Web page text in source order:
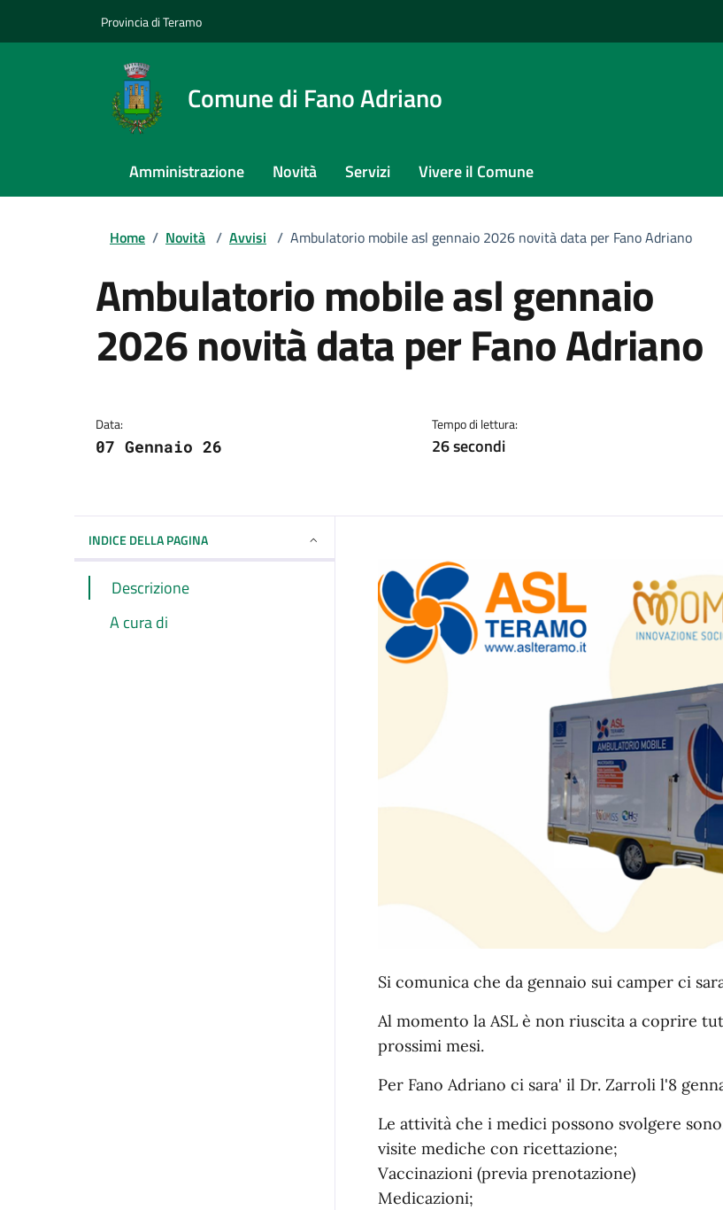
Provincia di Teramo
Comune di Fano Adriano
Amministrazione Novità Servizi Vivere il Comune
Home / Novità / Avvisi / Ambulatorio mobile asl gennaio 2026 novità data per Fano Adriano
Ambulatorio mobile asl gennaio
2026 novità data per Fano Adriano
Data:
07 Gennaio 26
Tempo di lettura:
26 secondi
INDICE DELLA PAGINA
Descrizione
A cura di
Si comunica che da gennaio sui camper ci
Al momento la ASL è non riuscita a coprire
prossimi mesi.
Per Fano Adriano ci sara' il Dr. Zarroli l'8
Le attività che i medici possono svolgere
visite mediche con ricettazione;
Vaccinazioni (previa prenotazione)
Medicazioni;